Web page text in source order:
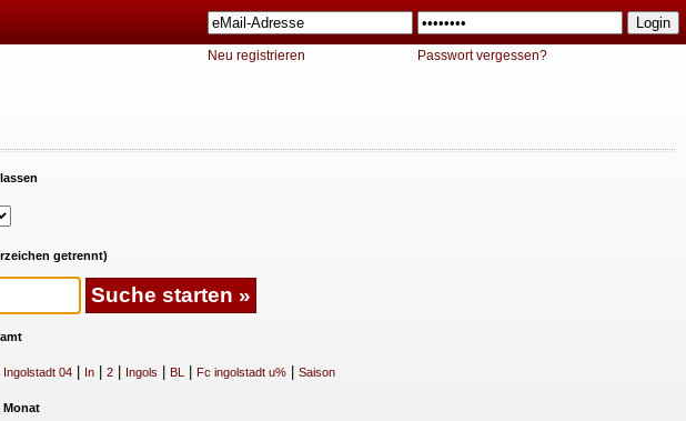
Neu registrieren Passwort vergessen?
getrennt)
Ingolstadt 04| In| 2| Ingols BL | Fc ingolstadt u%| Saison
Monat